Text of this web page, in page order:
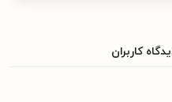
کاربران